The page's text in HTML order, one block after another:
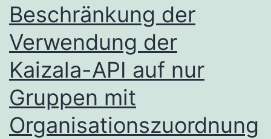
Beschränkung der
Verwendung der
Kaizala-API auf nur
Gruppen mit
Organisationszuordnung